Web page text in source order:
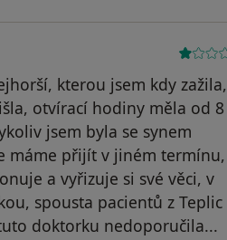
kterou jsem kdy zažila,
otvírací hodiny měla od 8
jsem byla se synem
máme přijít v jiném termínu,
a vyřizuje si své věci, v
spousta pacientů z Teplic
doktorku nedoporučila...